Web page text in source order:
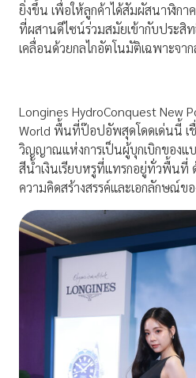
ยิ่งขึ้น เพื่อให้ลูกค้าได้สัมผัสนาฬิกา
ที่ผสานดีไซน์ร่วมสมัยเข้ากับประ
เคลื่อนด้วยกลไกอัตโนมัติเฉพาะจา
Longines HydroConquest New
World พื้นที่ป๊อปอัพสุดโดดเด่นนี้ เ
วิญญาณแห่งการเป็นผู้บุกเบิกของแ
สีน้ำเงินเรียบหรูที่แทรกอยู่ทั่วพื้นที่
ความคิดสร้างสรรค์และเอกลักษณ์ข